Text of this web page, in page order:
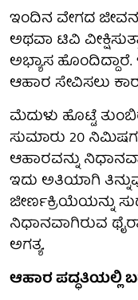
ಇಂದಿನ ವೇಗದ
ಅಥವಾ ಟಿವಿ
ಅಭ್ಯಾಸ ಹೊಂದಿದ್ದಾರೆ.
ಆಹಾರ ಸೇವಿಸಲು
ಮೆದುಳು ಹೊಟ್ಟೆ
ಸುಮಾರು 20
ಆಹಾರವನ್ನು
ಇದು ಅತಿಯಾಗಿ
ಜೀರ್ಣಕ್ರಿಯೆಯನ್ನು
ನಿಧಾನವಾಗಿರುವ
ಅಗತ್ಯ.
ಆಹಾರ ಪದ್ಧತಿಯಲ್ಲಿ